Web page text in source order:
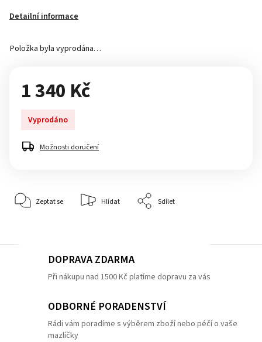
Detailní informace
Položka byla vyprodána…
1 340 Kč
Vyprodáno
Možnosti doručení
Zeptat se Hlídat Sdílet
DOPRAVA ZDARMA
Při nákupu nad 1500 Kč platíme dopravu za vás
ODBORNÉ PORADENSTVÍ
Rádi vám poradíme s výběrem zboží nebo péčí o vaše
mazlíčky